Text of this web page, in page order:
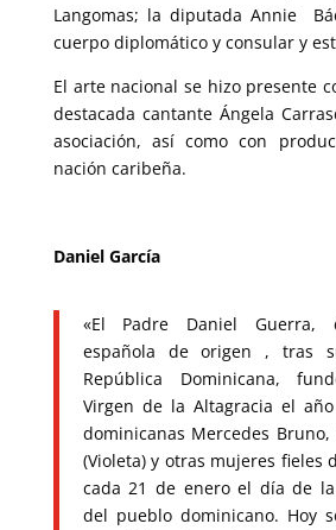
Langomas; la diputada Annie
cuerpo diplomático y consular y
El arte nacional se hizo presente
destacada cantante Ángela
asociación, así como con
nación caribeña.
Daniel García
«El Padre Daniel Guerra,
española de origen , tras
República Dominicana,
Virgen de la Altagracia el
dominicanas Mercedes
(Violeta) y otras mujeres fieles
cada 21 de enero el día de
del pueblo dominicano. Hoy